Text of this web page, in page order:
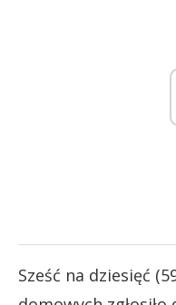
Sześć na dziesięć